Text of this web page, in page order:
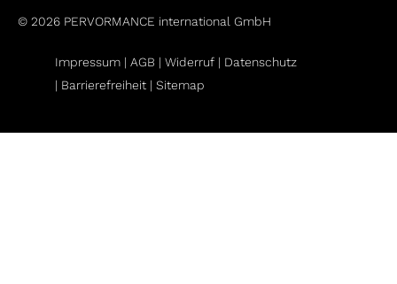
© 2026 PERVORMANCE international GmbH
Impressum | AGB | Widerruf | Datenschutz
| Barrierefreiheit | Sitemap